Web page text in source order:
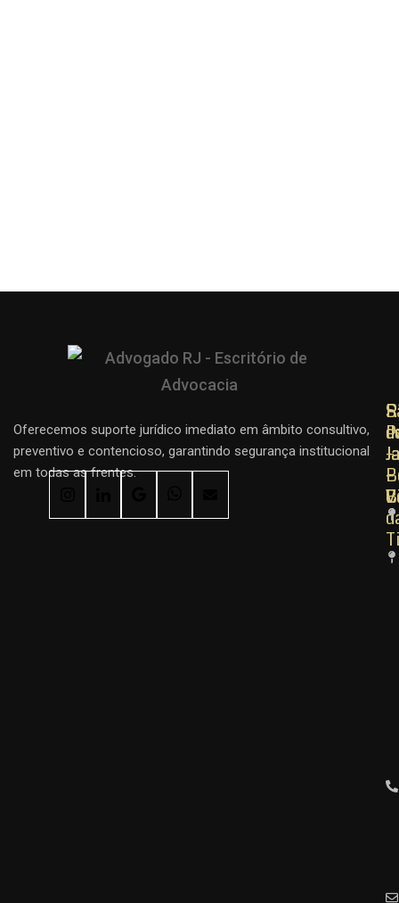
Oferecemos suporte jurídico imediato em âmbito consultivo,
preventivo e contencioso, garantindo segurança institucional
em todas as frentes.
–
–
–